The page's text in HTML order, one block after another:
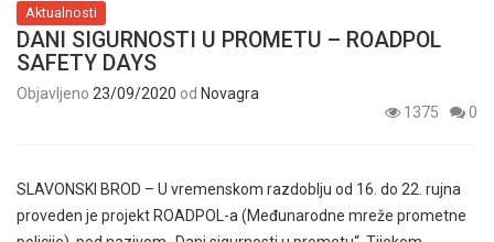
Aktualnosti
DANI SIGURNOSTI U PROMETU – ROADPOL
SAFETY DAYS
Objavljeno 23/09/2020 od Novagra
1375
0
SLAVONSKI BROD – U vremenskom razdoblju od 16. do 22. rujna
proveden je projekt ROADPOL-a (Međunarodne mreže prometne